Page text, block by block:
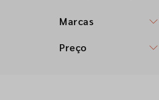
Marcas
Preço